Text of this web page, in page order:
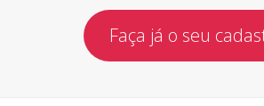
Faça já o seu